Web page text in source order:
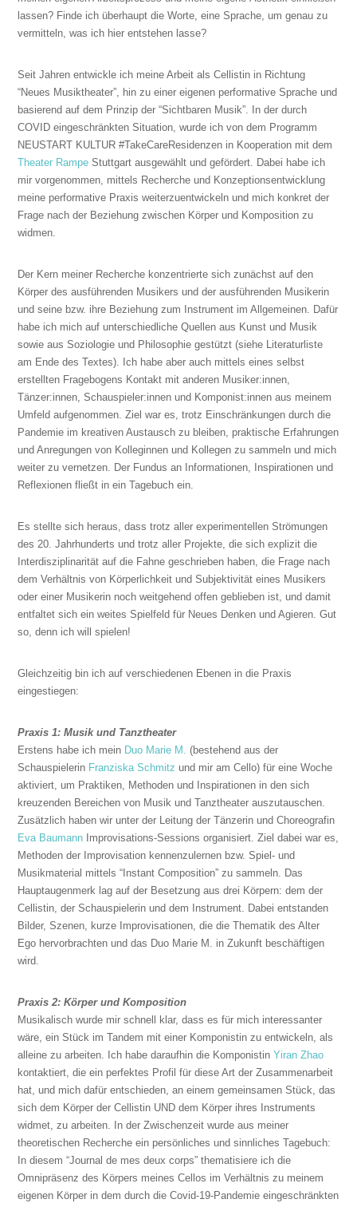
lassen? Finde ich überhaupt die Worte, eine Sprache, um genau zu
vermitteln, was ich hier entstehen lasse?
Seit Jahren entwickle ich meine Arbeit als Cellistin in Richtung
“Neues Musiktheater”, hin zu einer eigenen performative Sprache und
basierend auf dem Prinzip der “Sichtbaren Musik”. In der durch
COVID eingeschränkten Situation, wurde ich von dem Programm
NEUSTART KULTUR #TakeCareResidenzen in Kooperation mit dem
Theater Rampe Stuttgart ausgewählt und gefördert. Dabei habe ich
mir vorgenommen, mittels Recherche und Konzeptionsentwicklung
meine performative Praxis weiterzuentwickeln und mich konkret der
Frage nach der Beziehung zwischen Körper und Komposition zu
widmen.
Der Kern meiner Recherche konzentrierte sich zunächst auf den
Körper des ausführenden Musikers und der ausführenden Musikerin
und seine bzw. ihre Beziehung zum Instrument im Allgemeinen. Dafür
habe ich mich auf unterschiedliche Quellen aus Kunst und Musik
sowie aus Soziologie und Philosophie gestützt (siehe Literaturliste
am Ende des Textes). Ich habe aber auch mittels eines selbst
erstellten Fragebogens Kontakt mit anderen Musiker:innen,
Tänzer:innen, Schauspieler:innen und Komponist:innen aus meinem
Umfeld aufgenommen. Ziel war es, trotz Einschränkungen durch die
Pandemie im kreativen Austausch zu bleiben, praktische Erfahrungen
und Anregungen von Kolleginnen und Kollegen zu sammeln und mich
weiter zu vernetzen. Der Fundus an Informationen, Inspirationen und
Reflexionen fließt in ein Tagebuch ein.
Es stellte sich heraus, dass trotz aller experimentellen Strömungen
des 20. Jahrhunderts und trotz aller Projekte, die sich explizit die
Interdisziplinarität auf die Fahne geschrieben haben, die Frage nach
dem Verhältnis von Körperlichkeit und Subjektivität eines Musikers
oder einer Musikerin noch weitgehend offen geblieben ist, und damit
entfaltet sich ein weites Spielfeld für Neues Denken und Agieren. Gut
so, denn ich will spielen!
Gleichzeitig bin ich auf verschiedenen Ebenen in die Praxis
eingestiegen:
Praxis 1: Musik und Tanztheater
Erstens habe ich mein Duo Marie M.
(bestehend aus der
Schauspielerin Franziska Schmitz und mir am Cello) für eine Woche
aktiviert, um Praktiken, Methoden und Inspirationen in den sich
kreuzenden Bereichen von Musik und Tanztheater auszutauschen.
Zusätzlich haben wir unter der Leitung der Tänzerin und Choreografin
Eva Baumann Improvisations-Sessions organisiert. Ziel dabei war es,
Methoden der Improvisation kennenzulernen bzw. Spiel- und
Musikmaterial mittels “Instant Composition” zu sammeln. Das
Hauptaugenmerk lag auf der Besetzung aus drei Körpern: dem der
Cellistin, der Schauspielerin und dem Instrument. Dabei entstanden
Bilder, Szenen, kurze Improvisationen, die die Thematik des Alter
Ego hervorbrachten und das Duo Marie M. in Zukunft beschäftigen
wird.
Praxis 2: Körper und Komposition
Musikalisch wurde mir schnell klar, dass es für mich interessanter
wäre, ein Stück im Tandem mit einer Komponistin zu entwickeln, als
alleine zu arbeiten. Ich habe daraufhin die KomponistinYiran Zhao
kontaktiert, die ein perfektes Profil für diese Art der Zusammenarbeit
hat, und mich dafür entschieden, an einem gemeinsamen Stück, das
sich dem Körper der Cellistin UND dem Körper ihres Instruments
widmet, zu arbeiten. In der Zwischenzeit wurde aus meiner
theoretischen Recherche ein persönliches und sinnliches Tagebuch:
In diesem “Journal de mes deux corps” thematisiere ich die
Omnipräsenz des Körpers meines Cellos im Verhältnis zu meinem
eigenen Körper in dem durch die Covid-19-Pandemie eingeschränkten